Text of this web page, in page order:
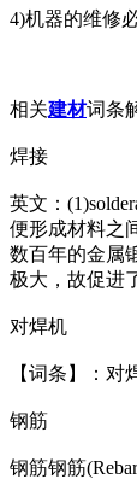
4)机器的维修
相关建材词条
焊接
英文：
便形成材料之
数百年的金属
极大，故促进
对焊机
【词条】：
钢筋
钢筋钢筋